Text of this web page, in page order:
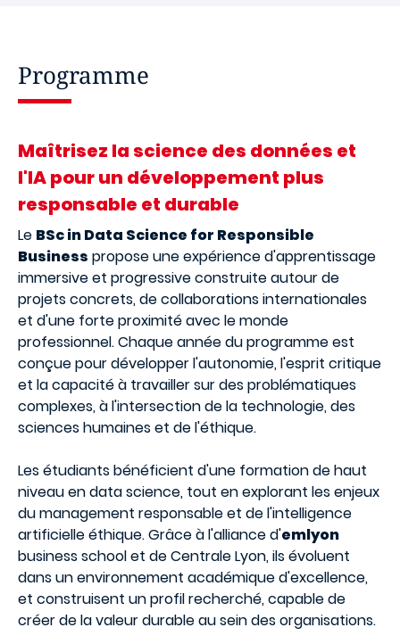
Programme
Maîtrisez la science des données et
l'IA pour un développement plus
responsable et durable
Le BSc in Data Science for Responsible
Business propose une expérience d'apprentissage
immersive et progressive construite autour de
projets concrets, de collaborations internationales
et d'une forte proximité avec le monde
professionnel. Chaque année du programme est
conçue pour développer l'autonomie, l'esprit critique
et la capacité à travailler sur des problématiques
complexes, à l'intersection de la technologie, des
sciences humaines et de l'éthique.
Les étudiants bénéficient d'une formation de haut
niveau en data science, tout en explorant les enjeux
du management responsable et de l'intelligence
artificielle éthique. Grâce à l'alliance d'emlyon
business school et de Centrale Lyon, ils évoluent
dans un environnement académique d'excellence,
et construisent un profil recherché, capable de
créer de la valeur durable au sein des organisations.